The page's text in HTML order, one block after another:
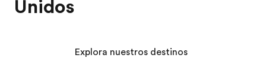
Unidos
Explora nuestros destinos